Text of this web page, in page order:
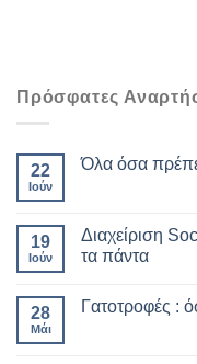
Πρόσφατες
22
Ιούν
Όλα όσα
19
Ιούν
Διαχείριση
τα πάντα
28
Μάι
Γατοτροφές :